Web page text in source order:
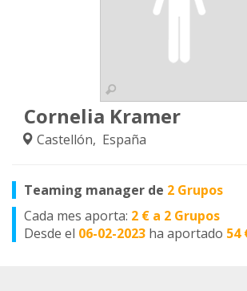
Cornelia Kramer
Castellón, España
Teaming manager de 2 Grupos
Cada mes aporta: 2 € a 2 Grupos
Desde el 06-02-2023 ha aportado 54